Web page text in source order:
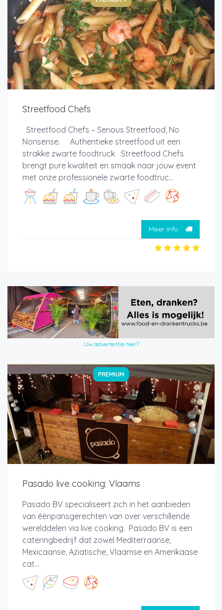
Streetfood Chefs
Streetfood Chefs – Serious Streetfood, No
Nonsense. Authentieke streetfood uit een
strakke zwarte foodtruck Streetfood Chefs
brengt pure kwaliteit en smaak naar jouw event
met onze professionele zwarte foodtruc...
Meer info
Uw advertentie hier?
PREMIUM
Pasado live cooking: Vlaams
Pasado BV specialiseert zich in het aanbieden
van éénpansgerechten van over verschillende
werelddelen via live cooking. Pasado BV is een
cateringbedrijf dat zowel Mediterraanse,
Mexicaanse, Aziatische, Vlaamse en Amerikaase
cat...